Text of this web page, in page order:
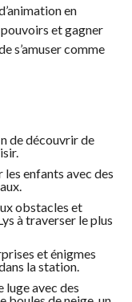
en
et gagner
s’amuser comme
de découvrir de
enfants avec des
obstacles et
à traverser le plus
et énigmes
la station.
luge avec des